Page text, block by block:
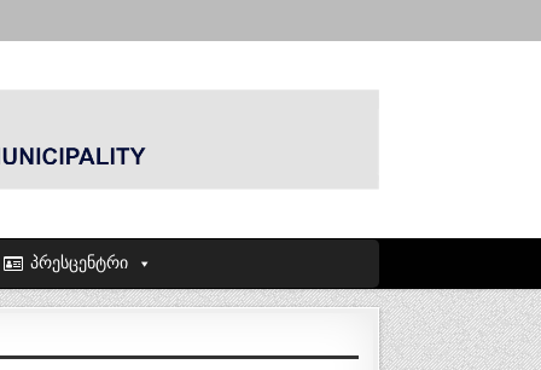
პრესცენტრი